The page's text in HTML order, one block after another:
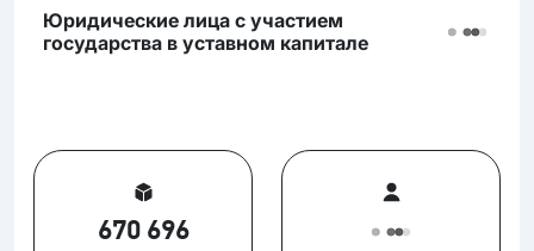
Юридические лица с участием
государства в уставном капитале
670 696